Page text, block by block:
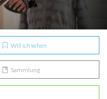
Will ich sehen
Sammlung